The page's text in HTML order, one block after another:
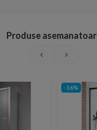
Produse
-16%